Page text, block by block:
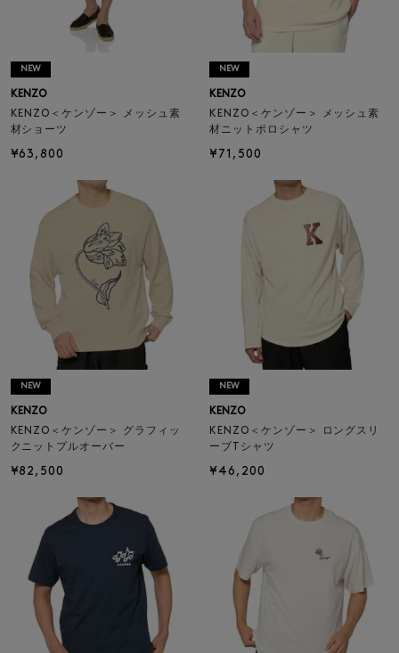
NEW
KENZO
KENZO＜ケンゾー＞ メッシュ素
材ショーツ
¥63,800
NEW
KENZO
KENZO＜ケンゾー＞ メッシュ素
材ニットポロシャツ
¥71,500
NEW
KENZO
KENZO＜ケンゾー＞ グラフィッ
クニットプルオーバー
¥82,500
NEW
KENZO
KENZO＜ケンゾー＞ ロングスリ
ーブTシャツ
¥46,200